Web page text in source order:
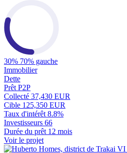
30% 70% gauche
Immobilier
Dette
Prêt P2P
Collecté 37,430 EUR
Cible 125,350 EUR
Taux d'intérêt 8.8%
Investisseurs 66
Durée du prêt 12 mois
Voir le projet